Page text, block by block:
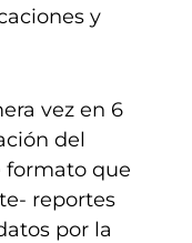
y
vez en 6
del
formato que
reportes
por la